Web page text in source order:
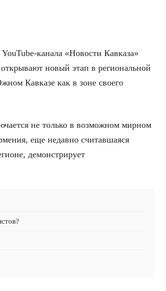
YouTube-канала «Новости Кавказа»
новый этап в региональной
Кавказе как в зоне своего
не только в возможном мирном
еще недавно считавшаяся
демонстрирует